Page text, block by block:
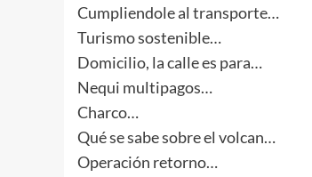
Cumpliendole al transporte…
Turismo sostenible…
Domicilio, la calle es para…
Nequi multipagos…
Charco…
Qué se sabe sobre el volcan…
Operación retorno…